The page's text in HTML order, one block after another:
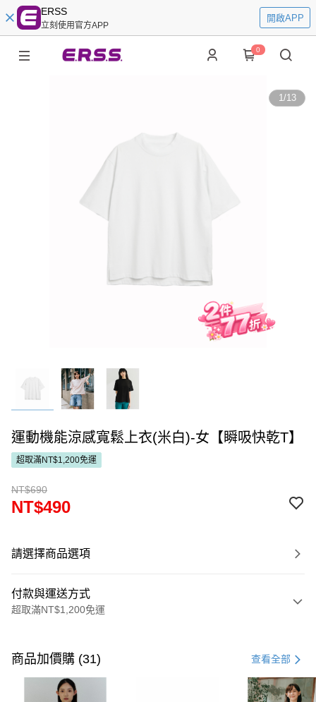
ERSS
立刻使用官方APP
開啟APP
0
1/13
運動機能涼感寬鬆上衣(米白)-女【瞬吸快乾T】
超取滿NT$1,200免運
NT$690
NT$490
請選擇商品選項
付款與運送方式
超取滿NT$1,200免運
信用卡一次付款
超商取貨付款
商品加價購 (31) 查看全部